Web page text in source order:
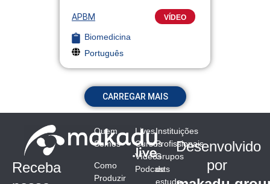
APBM VÍDEO
Biomedicina
Português
CARREGAR MAIS
Receba
Quem
Somos
Como
Produzir
Lives
Cursos
Vídeos
Podcasts
Instituições
Profissionais
Grupos
de
estudo
Desenvolvido
por